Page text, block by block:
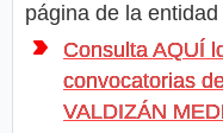
página de la entidad
Consulta AQUÍ
convocatorias
VALDIZÁN